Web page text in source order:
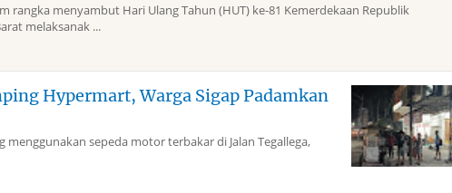
rangka menyambut Hari Ulang Tahun (HUT) ke-81 Kemerdekaan Republik
melaksanak ...
Hypermart, Warga Sigap Padamkan
sepeda motor terbakar di Jalan Tegallega,